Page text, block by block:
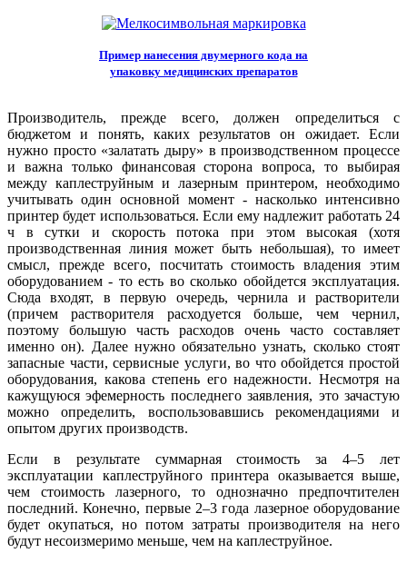
Пример нанесения двумерного кода на
упаковку медицинских препаратов
Производитель, прежде всего, должен определиться с
бюджетом и понять, каких результатов он ожидает. Если
нужно просто «залатать дыру» в производственном процессе
и важна только финансовая сторона вопроса, то выбирая
между каплеструйным и лазерным принтером, необходимо
учитывать один основной момент - насколько интенсивно
принтер будет использоваться. Если ему надлежит работать 24
ч в сутки и скорость потока при этом высокая (хотя
производственная линия может быть небольшая), то имеет
смысл, прежде всего, посчитать стоимость владения этим
оборудованием - то есть во сколько обойдется эксплуатация.
Сюда входят, в первую очередь, чернила и растворители
(причем растворителя расходуется больше, чем чернил,
поэтому большую часть расходов очень часто составляет
именно он). Далее нужно обязательно узнать, сколько стоят
запасные части, сервисные услуги, во что обойдется простой
оборудования, какова степень его надежности. Несмотря на
кажущуюся эфемерность последнего заявления, это зачастую
можно определить, воспользовавшись рекомендациями и
опытом других производств.
Если в результате суммарная стоимость за 4–5 лет
эксплуатации каплеструйного принтера оказывается выше,
чем стоимость лазерного, то однозначно предпочтителен
последний. Конечно, первые 2–3 года лазерное оборудование
будет окупаться, но потом затраты производителя на него
будут несоизмеримо меньше, чем на каплеструйное.